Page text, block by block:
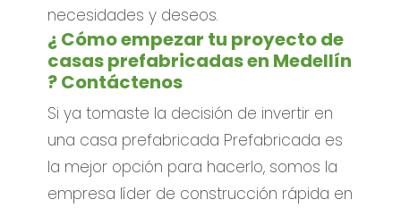
necesidades y deseos.
¿ Cómo empezar tu proyecto de
casas prefabricadas en Medellín
? Contáctenos
Si ya tomaste la decisión de invertir en
una casa prefabricada Prefabricada es
la mejor opción para hacerlo, somos la
empresa líder de construcción rápida en